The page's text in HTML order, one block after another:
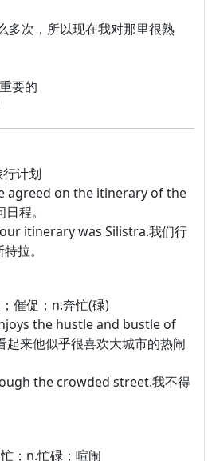
次，所以现在我对那里很熟
要的
计划
agreed on the itinerary of the
程。
itinerary was Silistra.我们行
拉。
催促；n.奔忙(碌)
the hustle and bustle of
来他似乎很喜欢大城市的热闹
the crowded street.我不得
；n.忙碌；喧闹